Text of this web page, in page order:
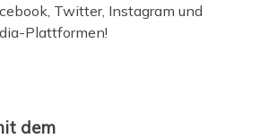
Twitter, Instagram und
Plattformen!
dem